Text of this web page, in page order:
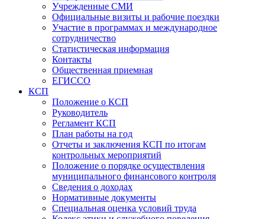
Учрежденные СМИ
Официальные визиты и рабочие поездки
Участие в программах и международное
сотрудничество
Статистическая информация
Контакты
Общественная приемная
ЕГИССО
КСП
Положение о КСП
Руководитель
Регламент КСП
План работы на год
Отчеты и заключения КСП по итогам
контрольных мероприятий
Положение о порядке осуществления
муниципального финансового контроля
Сведения о доходах
Нормативные документы
Специальная оценка условий труда